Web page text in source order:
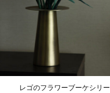
レゴのフラワーブーケシリー